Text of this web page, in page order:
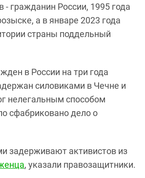
гражданин России, 1995 года
а в январе 2023 года
страны поддельный
в России на три года
силовиками в Чечне и
нелегальным способом
сфабриковано дело о
задерживают активистов из
, указали правозащитники.